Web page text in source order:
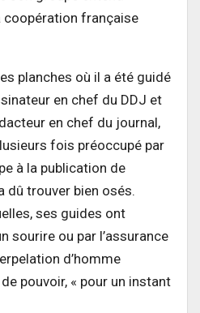
française
planches où il a été guidé
en chef du DDJ et
en chef du journal,
fois préoccupé par
à la publication de
dû trouver bien osés.
ses guides ont
sourire ou par l’assurance
d’homme
pouvoir, « pour un instant